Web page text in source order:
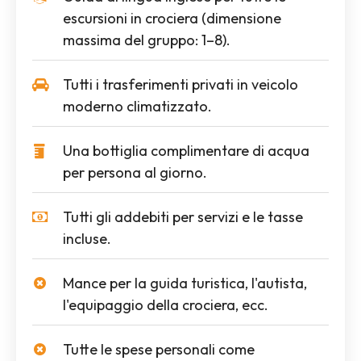
escursioni in crociera (dimensione
massima del gruppo: 1–8).
Tutti i trasferimenti privati in veicolo
moderno climatizzato.
Una bottiglia complimentare di acqua
per persona al giorno.
Tutti gli addebiti per servizi e le tasse
incluse.
Mance per la guida turistica, l'autista,
l'equipaggio della crociera, ecc.
Tutte le spese personali come